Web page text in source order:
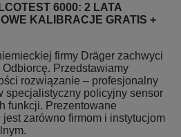
6000: 2 LATA
KALIBRACJE GRATIS +
firmy Dräger zachwyci
Przedstawiamy
rozwiązanie – profesjonalny
specjalistyczny policyjny sensor
funkcji. Prezentowane
zarówno firmom i instytucjom